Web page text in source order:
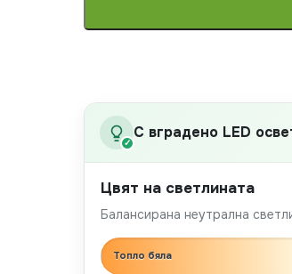
✓
С вградено LED
Цвят на светлината
Балансирана неутрална
Топло бяла